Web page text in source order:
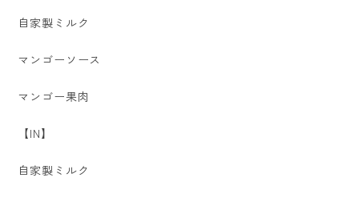
自家製ミルク
マンゴーソース
マンゴー果肉
【IN】
自家製ミルク